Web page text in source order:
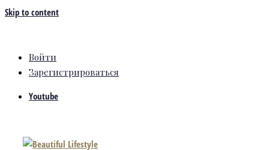
Skip to content
Войти
Зарегистрироваться
Youtube